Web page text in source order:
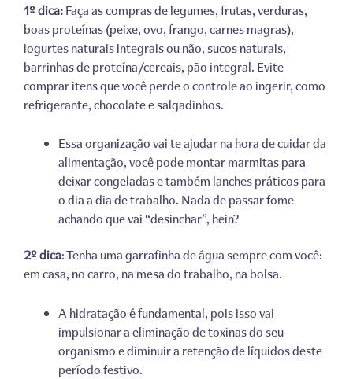
1º dica:Faça as compras de legumes, frutas, verduras,
boas proteínas (peixe, ovo, frango, carnes magras),
iogurtes naturais integrais ou não, sucos naturais,
barrinhas de proteína/cereais, pão integral. Evite
comprar itens que você perde o controle ao ingerir, como
refrigerante, chocolate e salgadinhos.
Essa organização vai te ajudar na hora de cuidar da
alimentação, você pode montar marmitas para
deixar congeladas e também lanches práticos para
o dia a dia de trabalho. Nada de passar fome
achando que vai “desinchar”, hein?
2º dica: Tenha uma garrafinha de água sempre com você:
em casa, no carro, na mesa do trabalho, na bolsa.
A hidratação é fundamental, pois isso vai
impulsionar a eliminação de toxinas do seu
organismo e diminuir a retenção de líquidos deste
período festivo.